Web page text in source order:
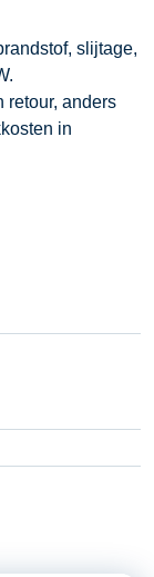
slijtage,
retour, anders
in